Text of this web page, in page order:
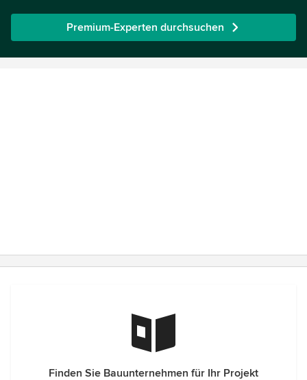
Premium-Experten durchsuchen
Finden Sie Bauunternehmen für Ihr Projekt